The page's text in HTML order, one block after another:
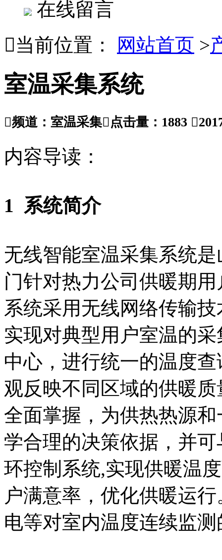
在线留言
当前位置： 网站首页 >
室温采集系统
频道：室温采集点击量： 1883 
内容导读：
1 系统简介
无线智能室温采集系统
门针对热力公司供暖期
系统采用无线网络传输
实现对典型用户室温的
中心，进行统一的温度
观反映不同区域的供暖
全面掌握，为供热热源
学合理的决策依据，并
环控制系统,实现供暖温
户满意率，优化供暖运
电等对室内温度连续监